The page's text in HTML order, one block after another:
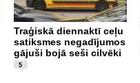
Traģiskā diennaktī ceļu
satiksmes negadījumos
gājuši bojā seši cilvēki
5